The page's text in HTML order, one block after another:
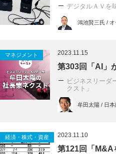
デジタルＡＶを
鴻池賢三氏 /
マネジメント 2023.11.15
第303回「AI」
ビジネスリーダ
クスト」
牟田太陽 / 日
経済・株式・資産 2023.11.10
第121回「M&A